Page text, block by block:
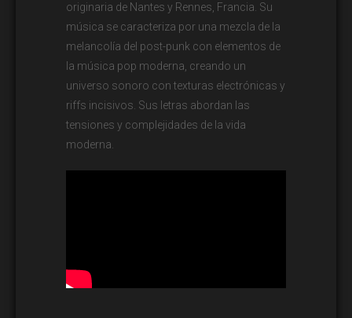
originaria de Nantes y Rennes, Francia. Su
música se caracteriza por una mezcla de la
melancolía del post-punk con elementos de
la música pop moderna, creando un
universo sonoro con texturas electrónicas y
riffs incisivos. Sus letras abordan las
tensiones y complejidades de la vida
moderna.